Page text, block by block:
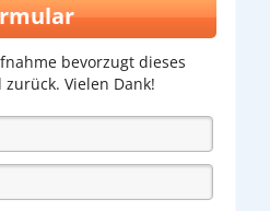
bevorzugt dieses
Vielen Dank!